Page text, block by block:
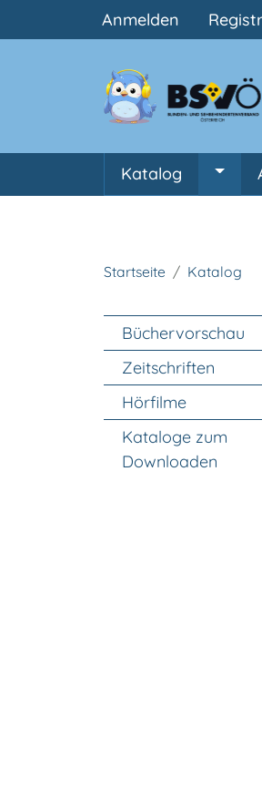
Anmelden
Katalog
Startseite Katalog
Unter Navigation
Büchervorschau
Zeitschriften
Hörfilme
Kataloge zum
Downloaden